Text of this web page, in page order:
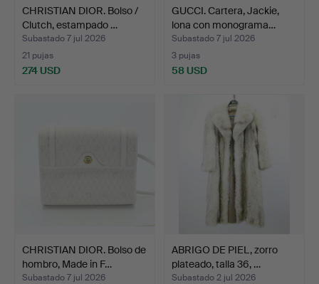
CHRISTIAN DIOR. Bolso /
Clutch, estampado …
Subastado 7 jul 2026
21 pujas
274 USD
GUCCI. Cartera, Jackie,
lona con monograma…
Subastado 7 jul 2026
3 pujas
58 USD
CHRISTIAN DIOR. Bolso de
hombro, Made in F…
Subastado 7 jul 2026
ABRIGO DE PIEL, zorro
plateado, talla 36, …
Subastado 2 jul 2026